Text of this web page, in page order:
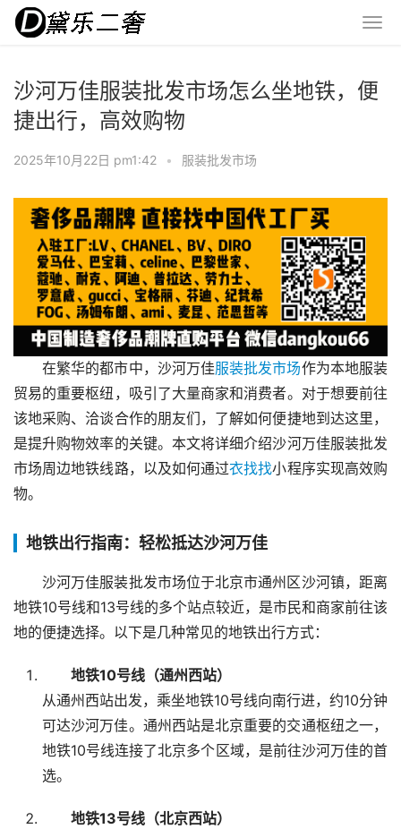
沙河万佳服装批发市场怎么坐地铁，便
捷出行，高效购物
2025年10月22日 pm1:42 • 服装批发市场
在繁华的都市中，沙河万佳服装批发市场作为本地服装
贸易的重要枢纽，吸引了大量商家和消费者。对于想要前往
该地采购、洽谈合作的朋友们，了解如何便捷地到达这里，
是提升购物效率的关键。本文将详细介绍沙河万佳服装批发
市场周边地铁线路，以及如何通过衣找找小程序实现高效购
物。
地铁出行指南：轻松抵达沙河万佳
沙河万佳服装批发市场位于北京市通州区沙河镇，距离
地铁10号线和13号线的多个站点较近，是市民和商家前往该
地的便捷选择。以下是几种常见的地铁出行方式：
地铁10号线（通州西站）
从通州西站出发，乘坐地铁10号线向南行进，约10分钟
可达沙河万佳。通州西站是北京重要的交通枢纽之一，
地铁10号线连接了北京多个区域，是前往沙河万佳的首
选。
地铁13号线（北京西站）